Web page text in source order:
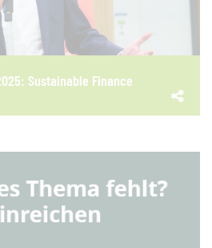
Sustainable Finance